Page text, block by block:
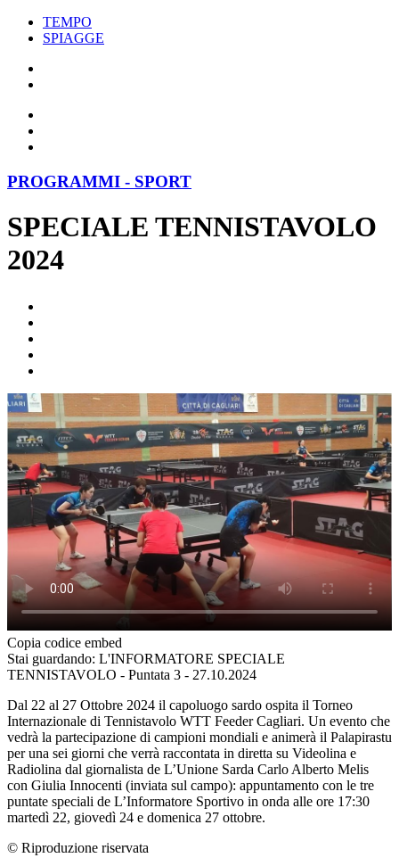
TEMPO
SPIAGGE
PROGRAMMI - SPORT
SPECIALE TENNISTAVOLO
2024
Copia codice embed
Stai guardando: L'INFORMATORE SPECIALE
TENNISTAVOLO - Puntata 3 - 27.10.2024
Dal 22 al 27 Ottobre 2024 il capoluogo sardo ospita il Torneo
Internazionale di Tennistavolo WTT Feeder Cagliari. Un evento che
vedrà la partecipazione di campioni mondiali e animerà il Palapirastu
per una sei giorni che verrà raccontata in diretta su Videolina e
Radiolina dal giornalista de L’Unione Sarda Carlo Alberto Melis
con Giulia Innocenti (inviata sul campo): appuntamento con le tre
puntate speciali de L’Informatore Sportivo in onda alle ore 17:30
martedì 22, giovedì 24 e domenica 27 ottobre.
© Riproduzione riservata